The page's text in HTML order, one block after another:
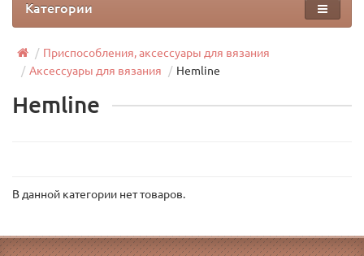
Категории
Приспособления, аксессуары для вязания
Аксессуары для вязания
Hemline
Hemline
В данной категории нет товаров.